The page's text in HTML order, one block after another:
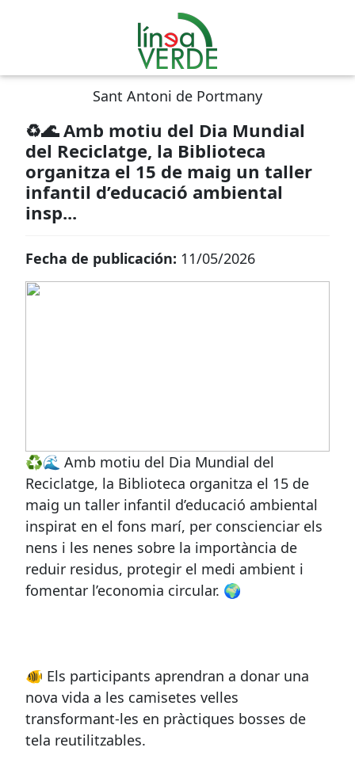
Sant Antoni de Portmany
♻️🌊 Amb motiu del Dia Mundial
del Reciclatge, la Biblioteca
organitza el 15 de maig un taller
infantil d’educació ambiental
insp...
Fecha de publicación: 11/05/2026
♻️🌊 Amb motiu del Dia Mundial del
Reciclatge, la Biblioteca organitza el 15 de
maig un taller infantil d’educació ambiental
inspirat en el fons marí, per conscienciar els
nens i les nenes sobre la importància de
reduir residus, protegir el medi ambient i
fomentar l’economia circular. 🌍
🐠 Els participants aprendran a donar una
nova vida a les camisetes velles
transformant-les en pràctiques bosses de
tela reutilitzables.